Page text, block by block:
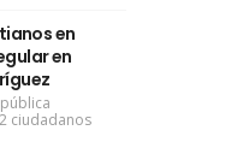
en
en
ciudadanos